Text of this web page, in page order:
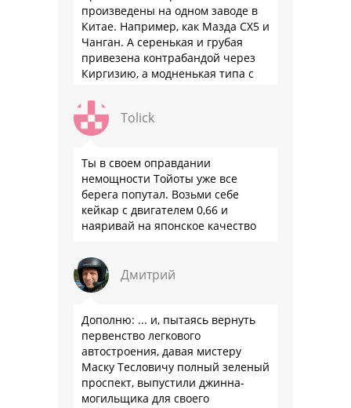
произведены на одном заводе в
Китае. Например, как Мазда СХ5 и
Чанган. А серенькая и грубая
привезена контрабандой через
Киргизию, а модненькая типа с
Tolick
Ты в своем оправдании
немощности Тойоты уже все
берега попутал. Возьми себе
кейкар с двигателем 0,66 и
наяривай на японское качество
Дмитрий
Дополню: ... и, пытаясь вернуть
первенство легкового
автостроения, давая мистеру
Маску Тесловичу полный зеленый
проспект, выпустили джинна-
могильщика для своего